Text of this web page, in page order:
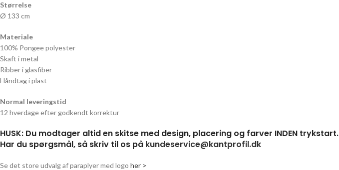
Størrelse
Ø 133 cm
Materiale
100% Pongee polyester
Skaft i metal
Ribber i glasfiber
Håndtag i plast
Normal leveringstid
12 hverdage efter godkendt korrektur
HUSK: Du modtager altid en skitse med design, placering og farver INDEN trykstart.
Har du spørgsmål, så skriv til os på kundeservice@kantprofil.dk
Se det store udvalg af paraplyer med logo her >